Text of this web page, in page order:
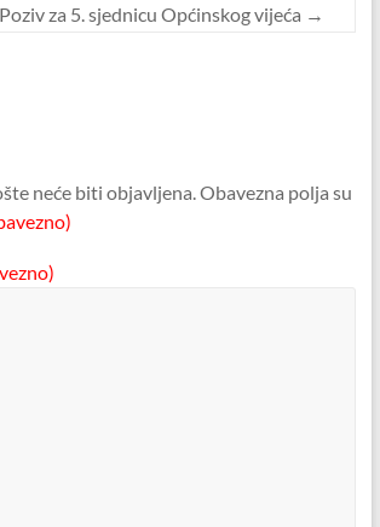
Poziv za 5. sjednicu Općinskog vijeća →
neće biti objavljena.Obavezna polja su